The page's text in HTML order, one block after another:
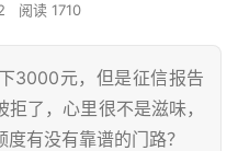
阅读 1710
3000元，但是征信报告
了，心里很不是滋味，
有没有靠谱的门路？